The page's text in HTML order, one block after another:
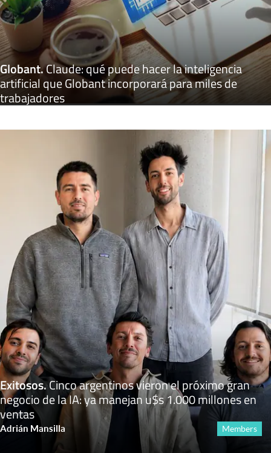
Globant.Claude: qué puede hacer la inteligencia
artificial que Globant incorporará para miles de
trabajadores
Exitosos.Cinco argentinos vieron el próximo gran
negocio de la IA: ya manejan u$s 1.000 millones en
ventas
Adrián Mansilla Members